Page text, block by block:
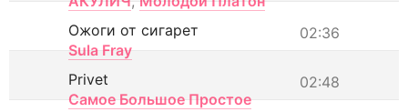
02:36
Ожоги от сигарет
Sula Fray
02:48
Privet
Самое Большое Простое